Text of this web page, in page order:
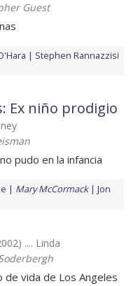
Guest
Stephen Rannazzisi
Ex niño prodigio
pudo en la infancia
Mary McCormack
Jon
.... Linda
de vida de Los Angeles